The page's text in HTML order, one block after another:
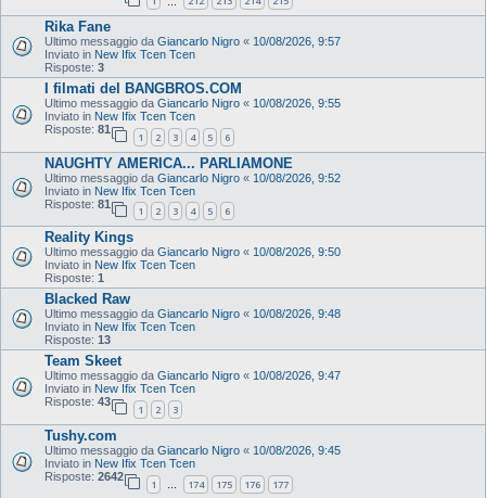
Rika Fane
Ultimo messaggio da Giancarlo Nigro « 10/08/2026, 9:57
Inviato in New Ifix Tcen Tcen
Risposte: 3
I filmati del BANGBROS.COM
Ultimo messaggio da Giancarlo Nigro « 10/08/2026, 9:55
Inviato in New Ifix Tcen Tcen
Risposte: 81
1 2 3 4 5 6
NAUGHTY AMERICA... PARLIAMONE
Ultimo messaggio da Giancarlo Nigro « 10/08/2026, 9:52
Inviato in New Ifix Tcen Tcen
Risposte: 81
1 2 3 4 5 6
Reality Kings
Ultimo messaggio da Giancarlo Nigro « 10/08/2026, 9:50
Inviato in New Ifix Tcen Tcen
Risposte: 1
Blacked Raw
Ultimo messaggio da Giancarlo Nigro « 10/08/2026, 9:48
Inviato in New Ifix Tcen Tcen
Risposte: 13
Team Skeet
Ultimo messaggio da Giancarlo Nigro « 10/08/2026, 9:47
Inviato in New Ifix Tcen Tcen
Risposte: 43
1 2 3
Tushy.com
Ultimo messaggio da Giancarlo Nigro « 10/08/2026, 9:45
Inviato in New Ifix Tcen Tcen
Risposte: 2642
1 … 174 175 176 177